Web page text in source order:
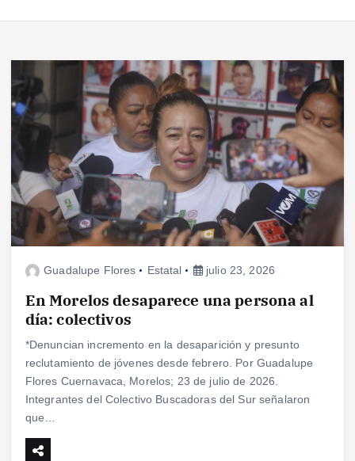
Guadalupe Flores Estatal julio 23, 2026
En Morelos desaparece una persona al
día: colectivos
*Denuncian incremento en la desaparición y presunto
reclutamiento de jóvenes desde febrero. Por Guadalupe
Flores Cuernavaca, Morelos; 23 de julio de 2026.
Integrantes del Colectivo Buscadoras del Sur señalaron
que…